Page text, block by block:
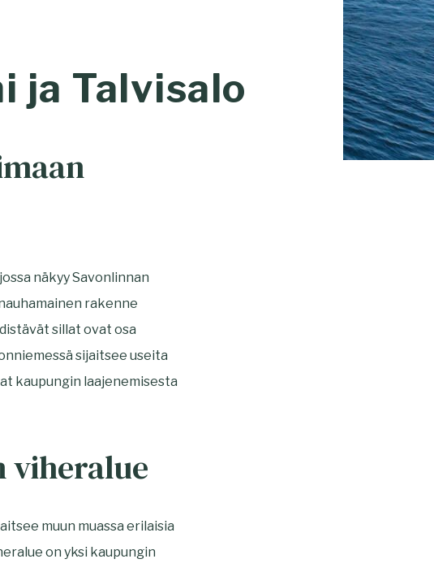
ja Talvisalo
näkyy Savonlinnan
rakenne
sillat ovat osa
sijaitsee useita
kaupungin laajenemisesta
viheralue
muun muassa erilaisia
on yksi kaupungin